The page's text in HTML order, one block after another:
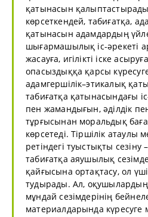
қатынасын
көрсеткендей, табиғатқа,
қатынасын адамдардың
шығармашылық іс-әрекеті
жасауға, игілікті іске
опасыздыққа қарсы
адамгершілік–этикалық
табиғатқа қатынасындағы
пен жамандығын, әділдік пен
тұрғысынан моральдық
көрсетеді. Тіршілік
ретіндегі туыстықты сезіну
табиғатқа аяушылық
қайғысына ортақтасу, ол
тудырады. Ал, оқушылардың
мұндай сезімдерінің
материалдарында күресуге